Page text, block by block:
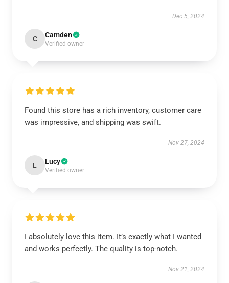
Dec 5, 2024
C Camden
Verified owner
Found this store has a rich inventory, customer care
was impressive, and shipping was swift.
Nov 27, 2024
L Lucy
Verified owner
I absolutely love this item. It’s exactly what I wanted
and works perfectly. The quality is top-notch.
Nov 21, 2024